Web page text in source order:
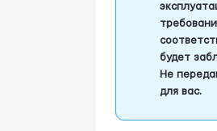
будет
Не
для вас.